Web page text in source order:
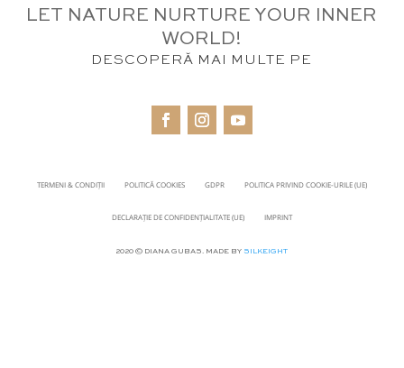
LET NATURE NURTURE YOUR INNER
WORLD!
DESCOPERĂ MAI MULTE PE
TERMENI & CONDIȚII POLITICĂ COOKIES GDPR POLITICA PRIVIND COOKIE-URILE (UE)
DECLARAȚIE DE CONFIDENȚIALITATE (UE) IMPRINT
2020 © DIANA GUBAS. MADE BY SILKEIGHT